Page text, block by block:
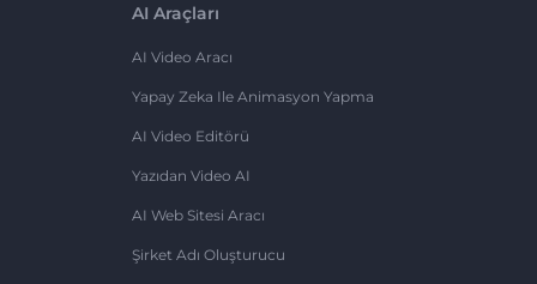
AI Araçları
AI Video Aracı
Yapay Zeka Ile Animasyon Yapma
AI Video Editörü
Yazıdan Video AI
AI Web Sitesi Aracı
Şirket Adı Oluşturucu